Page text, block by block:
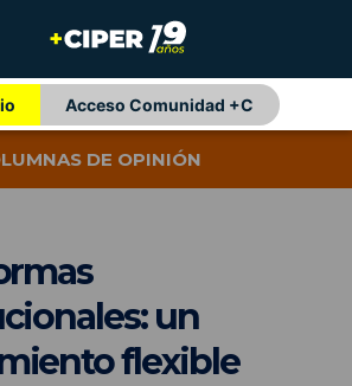
Acceso Comunidad +C
DE OPINIÓN
un
flexible